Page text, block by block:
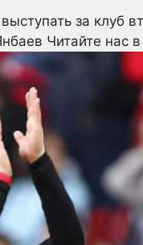
за клуб
Читайте нас